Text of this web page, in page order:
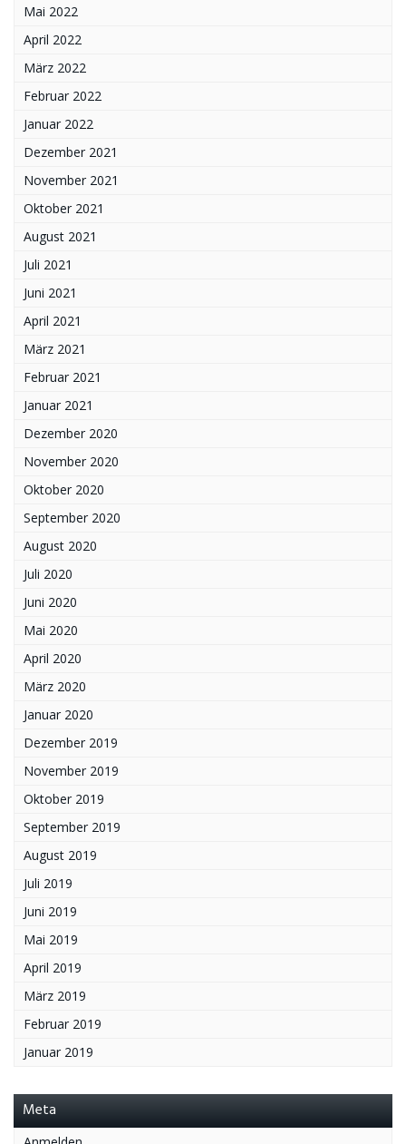
Mai 2022
April 2022
März 2022
Februar 2022
Januar 2022
Dezember 2021
November 2021
Oktober 2021
August 2021
Juli 2021
Juni 2021
April 2021
März 2021
Februar 2021
Januar 2021
Dezember 2020
November 2020
Oktober 2020
September 2020
August 2020
Juli 2020
Juni 2020
Mai 2020
April 2020
März 2020
Januar 2020
Dezember 2019
November 2019
Oktober 2019
September 2019
August 2019
Juli 2019
Juni 2019
Mai 2019
April 2019
März 2019
Februar 2019
Januar 2019
Meta